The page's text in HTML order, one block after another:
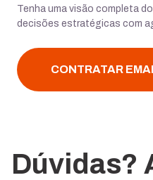
Tenha uma visão completa
decisões estratégicas com
CONTRATAR
Dúvidas?